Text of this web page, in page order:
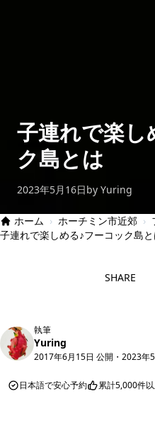
子連れで楽し
ク島とは
2023年5月16日by Yuring
ホーム › ホーチミン市近郊 ›
子連れで楽しめる♪フーコック島
SHARE
執筆
Yuring
2017年6月15日 公開 ・ 2023年
日本語で安心予約 累計5,000件